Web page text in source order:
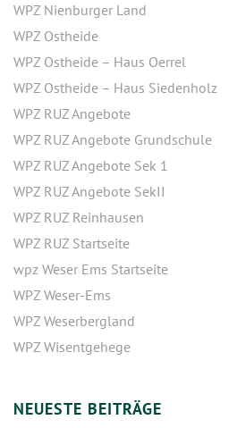
WPZ Nienburger Land
WPZ Ostheide
WPZ Ostheide – Haus Oerrel
WPZ Ostheide – Haus Siedenholz
WPZ RUZ Angebote
WPZ RUZ Angebote Grundschule
WPZ RUZ Angebote Sek 1
WPZ RUZ Angebote SekII
WPZ RUZ Reinhausen
WPZ RUZ Startseite
wpz Weser Ems Startseite
WPZ Weser-Ems
WPZ Weserbergland
WPZ Wisentgehege
NEUESTE BEITRÄGE